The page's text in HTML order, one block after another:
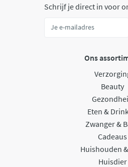
Schrijf je direct in voor
Ons
Beauty
Eten &
Zwanger &
Cadeaus
Huishouden
Huisdier